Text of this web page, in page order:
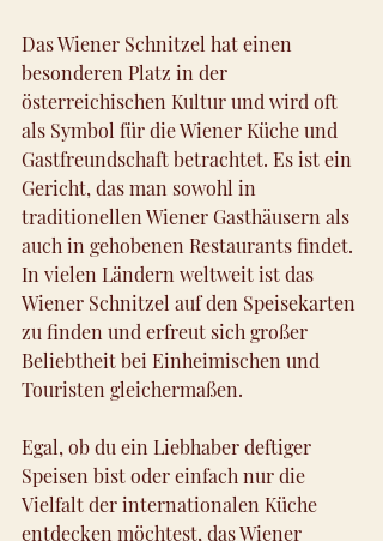
Das Wiener Schnitzel hat einen
besonderen Platz in der
österreichischen Kultur und wird oft
als Symbol für die Wiener Küche und
Gastfreundschaft betrachtet. Es ist ein
Gericht, das man sowohl in
traditionellen Wiener Gasthäusern als
auch in gehobenen Restaurants findet.
In vielen Ländern weltweit ist das
Wiener Schnitzel auf den Speisekarten
zu finden und erfreut sich großer
Beliebtheit bei Einheimischen und
Touristen gleichermaßen.
Egal, ob du ein Liebhaber deftiger
Speisen bist oder einfach nur die
Vielfalt der internationalen Küche
entdecken möchtest, das Wiener